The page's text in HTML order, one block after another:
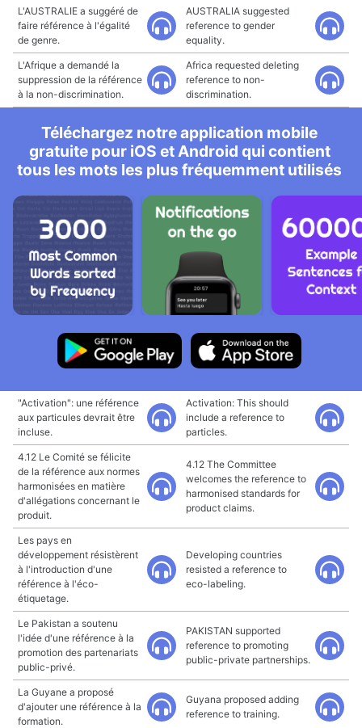
L'AUSTRALIE a suggéré de
faire référence à l'égalité
de genre.
AUSTRALIA suggested
reference to gender
equality.
L'Afrique a demandé la
suppression de la référence
à la non-discrimination.
Africa requested deleting
reference to non-
discrimination.
Téléchargez notre application mobile
gratuite pour iOS et Android qui contient
tous les mots les plus fréquemment utilisés
"Activation": une référence
aux particules devrait être
incluse.
Activation: This should
include a reference to
particles.
4.12 Le Comité se félicite
de la référence aux normes
harmonisées en matière
d'allégations concernant le
produit.
4.12 The Committee
welcomes the reference to
harmonised standards for
product claims.
Les pays en
développement résistèrent
à l'introduction d'une
référence à l'éco-
étiquetage.
Developing countries
resisted a reference to
eco-labeling.
Le Pakistan a soutenu
l'idée d'une référence à la
promotion des partenariats
public-privé.
PAKISTAN supported
reference to promoting
public-private partnerships.
La Guyane a proposé
d'ajouter une référence à la
formation.
Guyana proposed adding
reference to training.